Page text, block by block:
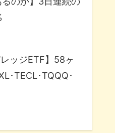
ッジETF】58ヶ
･TECL･TQQQ･